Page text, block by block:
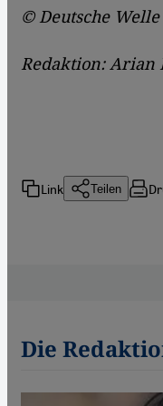
© Deutsche Welle
Redaktion: Arian
Link Teilen
Die